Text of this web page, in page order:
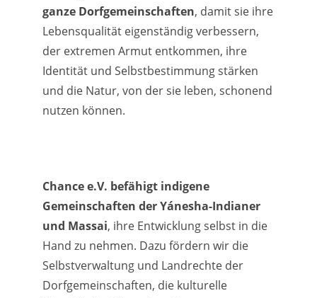
ganze Dorfgemeinschaften, damit sie ihre
Lebensqualität eigenständig verbessern,
der extremen Armut entkommen, ihre
Identität und Selbstbestimmung stärken
und die Natur, von der sie leben, schonend
nutzen können.
Chance e.V. befähigt indigene
Gemeinschaften der Yánesha-Indianer
und Massai, ihre Entwicklung selbst in die
Hand zu nehmen. Dazu fördern wir die
Selbstverwaltung und Landrechte der
Dorfgemeinschaften, die kulturelle